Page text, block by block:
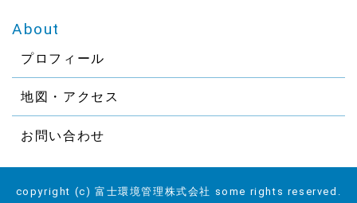
About
プロフィール
地図・アクセス
お問い合わせ
copyright (c) 富士環境管理株式会社 some rights reserved.